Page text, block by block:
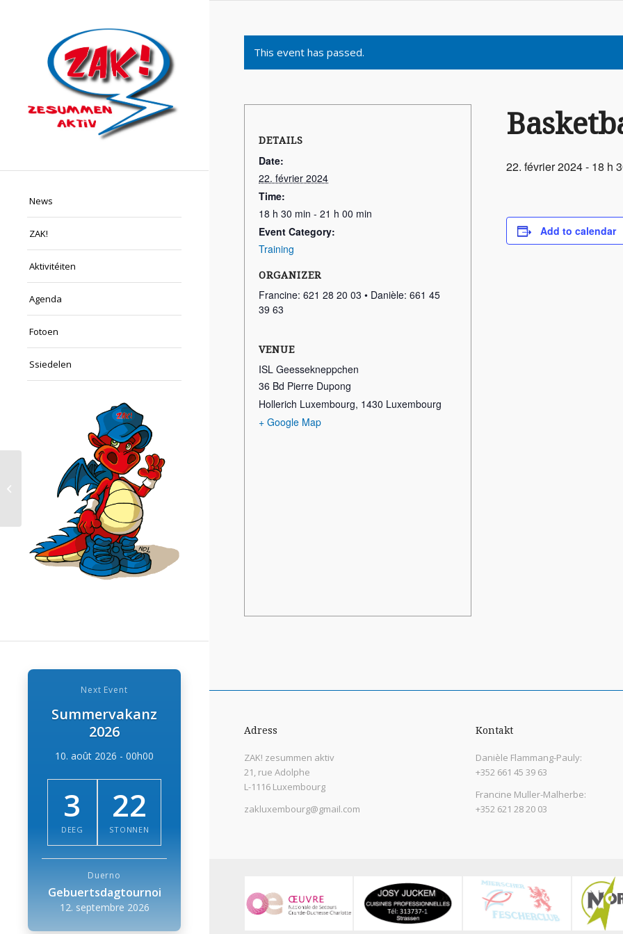
News
ZAK!
Aktivitéiten
Agenda
Fotoen
Ssiedelen
Next Event
Summervakanz
2026
10. août 2026 - 00h00
3
DEEG
22
STONNEN
Duerno
Gebuertsdagtournoi
12. septembre 2026
This event has passed.
22. février 2024 - 18 h
Add to calendar
DETAILS
Date:
22. février 2024
Time:
18 h 30 min - 21 h 00 min
Event Category:
Training
ORGANIZER
Francine: 621 28 20 03 • Danièle: 661 45
39 63
VENUE
ISL Geessekneppchen
36 Bd Pierre Dupong
Hollerich Luxembourg, 1430 Luxembourg
+ Google Map
Adress
ZAK! zesummen aktiv
21, rue Adolphe
L-1116 Luxembourg
zakluxembourg@gmail.com
Kontakt
Danièle Flammang-Pauly:
+352 661 45 39 63
Francine Muller-Malherbe:
+352 621 28 20 03